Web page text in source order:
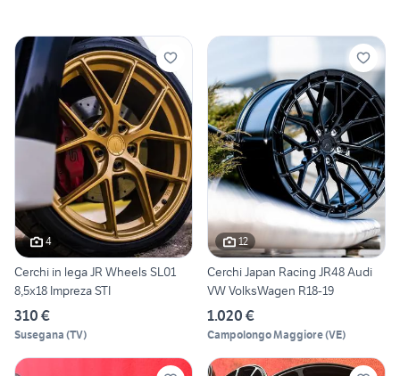
4
Cerchi in lega JR Wheels SL01
8,5x18 Impreza STI
310 €
Susegana (TV)
12
Cerchi Japan Racing JR48 Audi
VW VolksWagen R18-19
1.020 €
Campolongo Maggiore(VE)